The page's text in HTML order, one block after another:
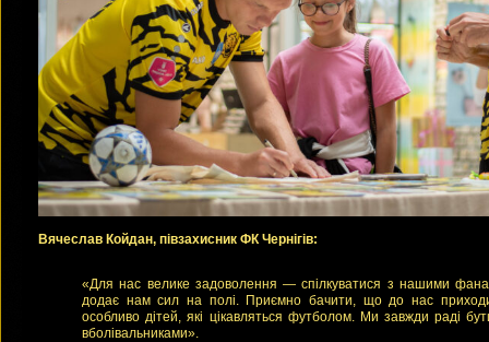
Вячеслав Койдан, півзахисник ФК Чернігів:
«Для нас велике задоволення — спілкуватися з нашими
додає нам сил на полі. Приємно бачити, що до нас
особливо дітей, які цікавляться футболом. Ми завжди раді
вболівальниками».